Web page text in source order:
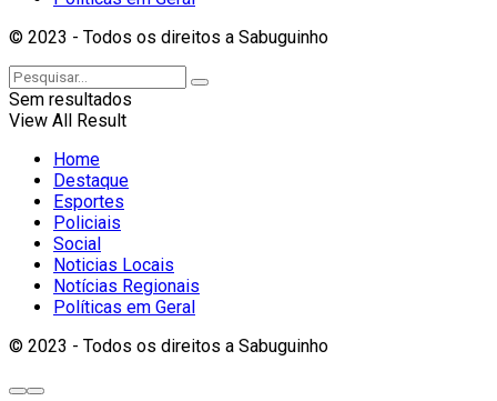
© 2023 - Todos os direitos a Sabuguinho
Sem resultados
View All Result
Home
Destaque
Esportes
Policiais
Social
Noticias Locais
Notícias Regionais
Políticas em Geral
© 2023 - Todos os direitos a Sabuguinho